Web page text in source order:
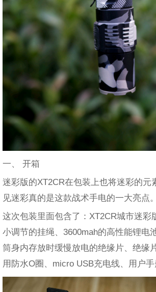
一、 开箱
迷彩版的XT2CR在包装上也将迷彩的元
见迷彩真的是这款战术手电的一大亮点。
这次包装里面包含了：XT2CR城市迷彩
小调节的挂绳、3600mah的高性能锂电
筒身内存放时缓慢放电的绝缘片、绝缘
用防水O圈、micro USB充电线、用户手